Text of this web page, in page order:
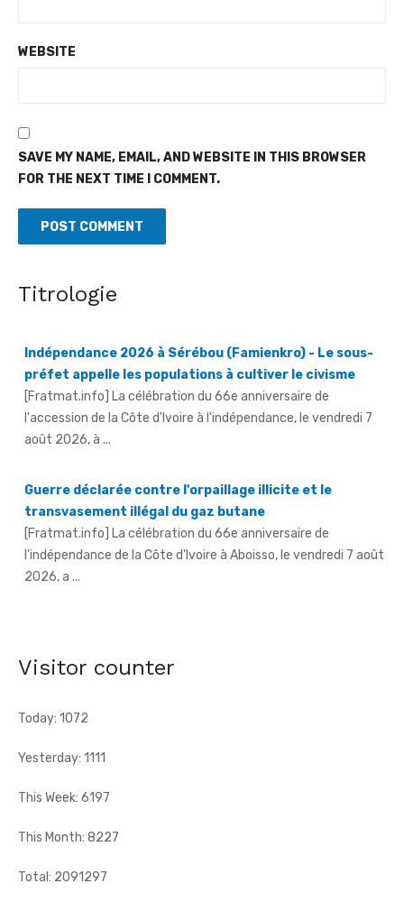
WEBSITE
SAVE MY NAME, EMAIL, AND WEBSITE IN THIS BROWSER
FOR THE NEXT TIME I COMMENT.
Titrologie
préfet appelle les populations à cultiver le civisme
[Fratmat.info] La célébration du 66e anniversaire de
l'accession de la Côte d'Ivoire à l'indépendance, le vendredi 7
août 2026, à ...
transvasement illégal du gaz butane
[Fratmat.info] La célébration du 66e anniversaire de
l'indépendance de la Côte d'Ivoire à Aboisso, le vendredi 7 août
2026, a ...
[Fratmat.info] La ville de Sandegué, dans la région du
anniversaire ...
Visitor counter
Today: 1072
Yesterday: 1111
This Week: 6197
This Month: 8227
Total: 2091297